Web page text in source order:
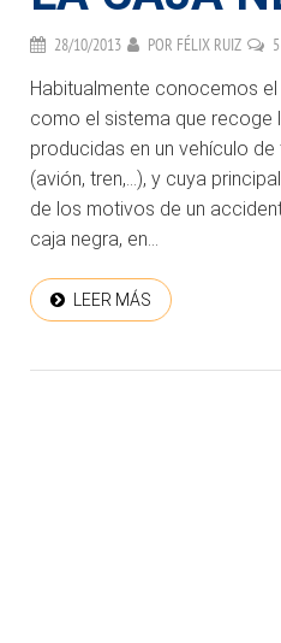
28/10/2013 POR FÉLIX RUIZ
Habitualmente conocemos el
como el sistema que recoge
producidas en un vehículo
(avión, tren,…), y cuya
de los motivos de un
caja negra, en...
LEER MÁS